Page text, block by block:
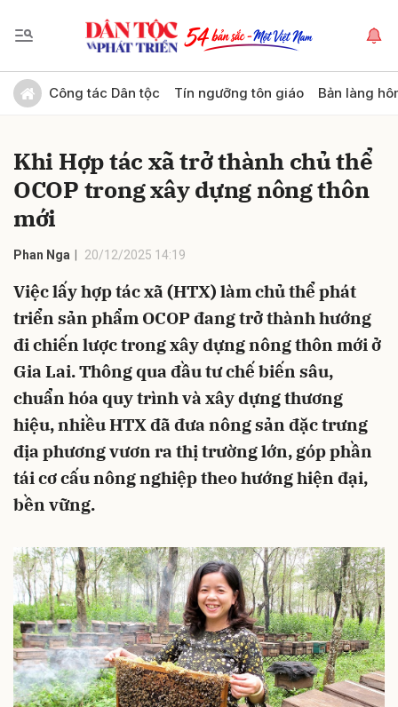
Công tác Dân tộc Tín ngưỡng tôn giáo Bản làng
Khi Hợp tác xã trở thành chủ thể
OCOP trong xây dựng nông thôn
mới
Phan Nga 20/12/2025 14:19
Việc lấy hợp tác xã (HTX) làm chủ thể phát
triển sản phẩm OCOP đang trở thành hướng
đi chiến lược trong xây dựng nông thôn mới ở
Gia Lai. Thông qua đầu tư chế biến sâu,
chuẩn hóa quy trình và xây dựng thương
hiệu, nhiều HTX đã đưa nông sản đặc trưng
địa phương vươn ra thị trường lớn, góp phần
tái cơ cấu nông nghiệp theo hướng hiện đại,
bền vững.
Gửi bình luận